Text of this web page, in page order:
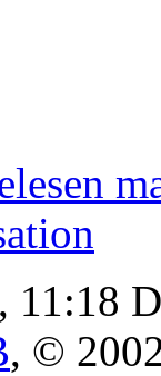
11:18
, ©